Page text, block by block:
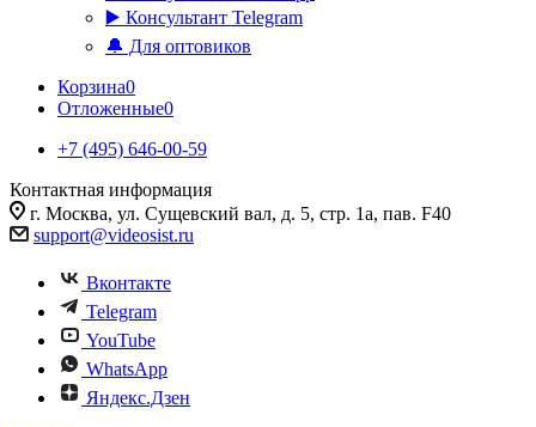
▶️ Консультант Telegram
🔔 Для оптовиков
Корзина0
Отложенные0
+7 (495) 646-00-59
Контактная информация
г. Москва, ул. Сущевский вал, д. 5, стр. 1а, пав. F40
support@videosist.ru
Вконтакте
Telegram
YouTube
WhatsApp
Яндекс.Дзен